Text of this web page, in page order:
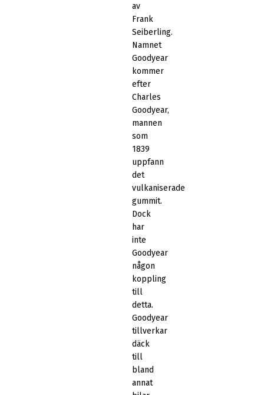
av
Frank
Seiberling.
Namnet
Goodyear
kommer
efter
Charles
Goodyear,
mannen
som
1839
uppfann
det
vulkaniserade
gummit.
Dock
har
inte
Goodyear
någon
koppling
till
detta.
Goodyear
tillverkar
däck
till
bland
annat